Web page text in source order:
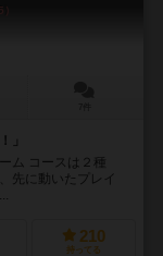
」
ム コースは２種
先に動いたプレイ
210
持ってる